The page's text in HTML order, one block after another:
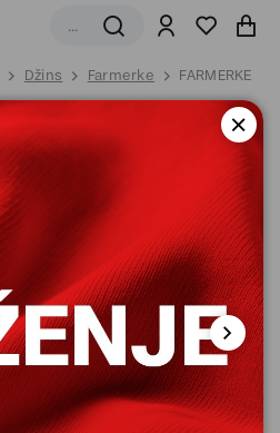
Džins Farmerke FARMERKE